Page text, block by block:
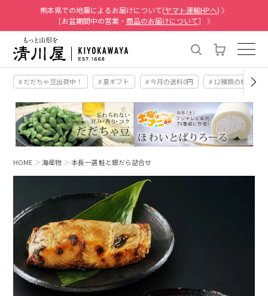
熊本県での地震によるお届けについて(ヤマト運輸HPへ) 〉
［お盆期間中の営業・ 商品のお届けについて］ 〉
# だだちゃ豆出荷中！ # 夏ギフト # 今月の送料0円 # 12種類の桃
HOME 海産物 本長一選 鮭と銀だら詰合せ